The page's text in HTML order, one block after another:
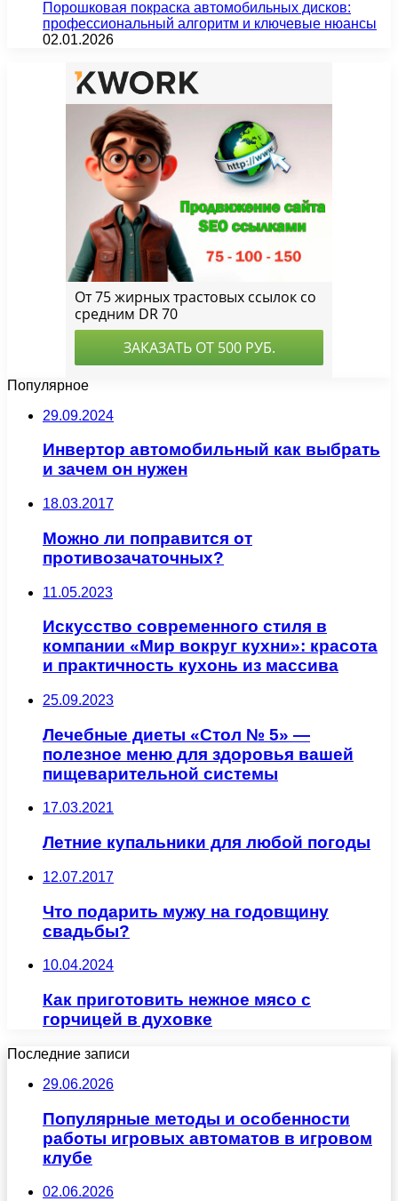
Порошковая покраска автомобильных дисков:
профессиональный алгоритм и ключевые нюансы
02.01.2026
Популярное
29.09.2024
Инвертор автомобильный как выбрать
и зачем он нужен
18.03.2017
Можно ли поправится от
противозачаточных?
11.05.2023
Искусство современного стиля в
компании «Мир вокруг кухни»: красота
и практичность кухонь из массива
25.09.2023
Лечебные диеты «Стол № 5» —
полезное меню для здоровья вашей
пищеварительной системы
17.03.2021
Летние купальники для любой погоды
12.07.2017
Что подарить мужу на годовщину
свадьбы?
10.04.2024
Как приготовить нежное мясо с
горчицей в духовке
Последние записи
29.06.2026
Популярные методы и особенности
работы игровых автоматов в игровом
клубе
02.06.2026